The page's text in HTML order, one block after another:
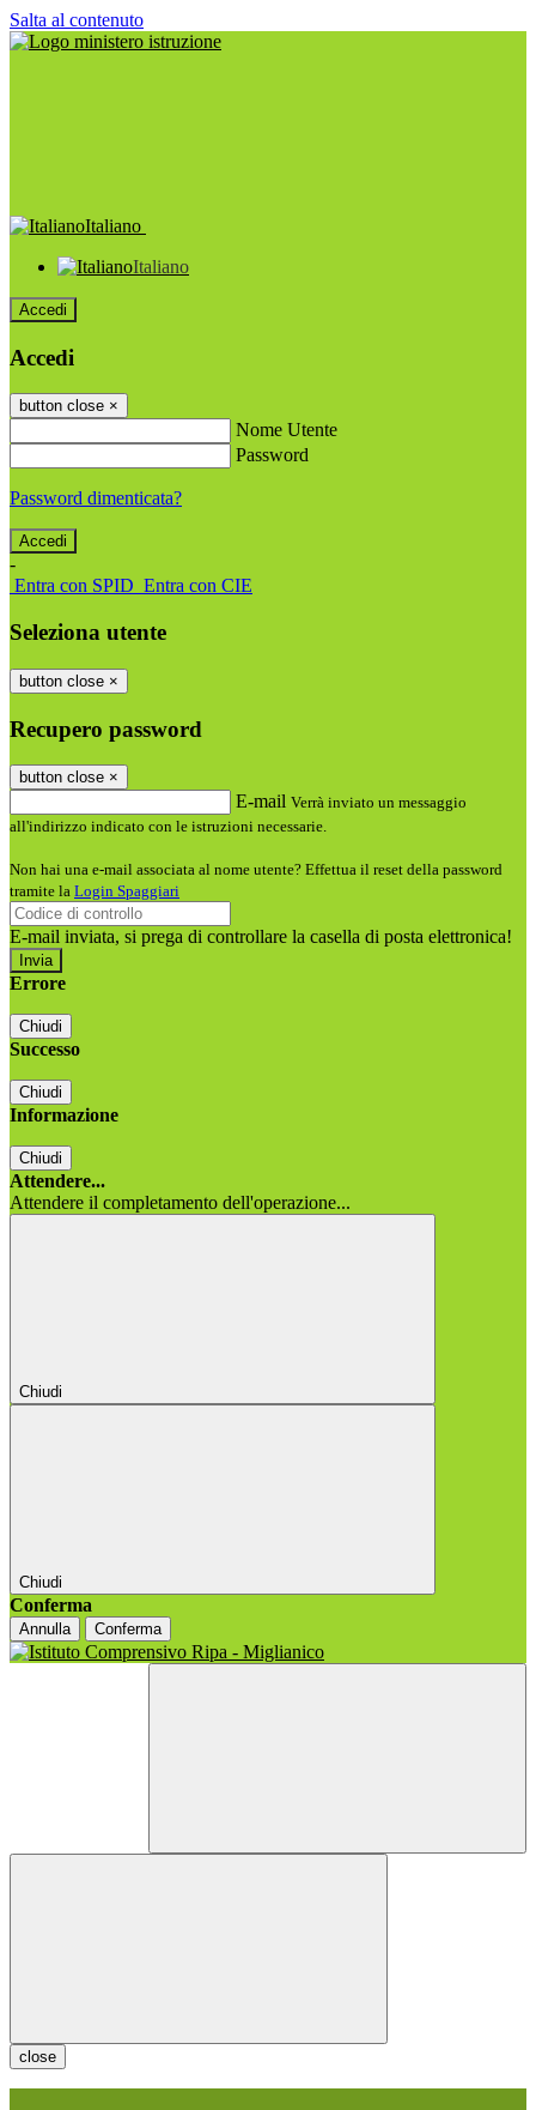
Salta al contenuto
Italiano
Italiano
Accedi
Accedi
button close ×
Nome Utente
Password
Password dimenticata?
-
Entra con SPID Entra con CIE
Seleziona utente
button close ×
Recupero password
button close ×
E-mail Verrà inviato un messaggio
all'indirizzo indicato con le istruzioni necessarie.
Non hai una e-mail associata al nome utente? Effettua il reset della password
tramite la Login Spaggiari
E-mail inviata, si prega di controllare la casella di posta elettronica!
Errore
Chiudi
Successo
Chiudi
Informazione
Chiudi
Attendere...
Attendere il completamento dell'operazione...
Chiudi
Chiudi
Conferma
Annulla Conferma
close